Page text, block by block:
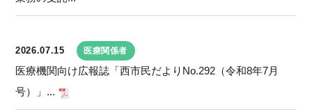
2026.07.15 医療関係者
医療機関向け広報誌「西市民だよりNo.292（令和8年7月
号）」...